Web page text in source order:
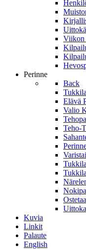
Viikon
Perinne
Back
Elävä
Valio
Teho-
Kuvia
Linkit
Palaute
English